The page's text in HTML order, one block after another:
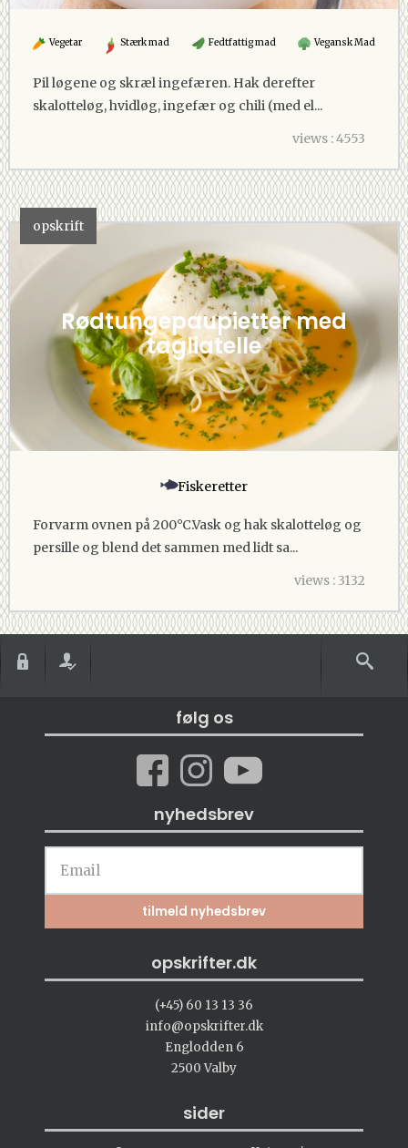
Vegetar Stærk mad Fedtfattig mad Vegansk Mad
Pil løgene og skræl ingefæren. Hak derefter
skalotteløg, hvidløg, ingefær og chili (med el...
views : 4553
opskrift
Rødtungepaupietter med
tagliatelle
Fiskeretter
Forvarm ovnen på 200°C.Vask og hak skalotteløg og
persille og blend det sammen med lidt sa...
views : 3132
følg os
nyhedsbrev
opskrifter.dk
(+45) 60 13 13 36
info@opskrifter.dk
Englodden 6
2500 Valby
sider